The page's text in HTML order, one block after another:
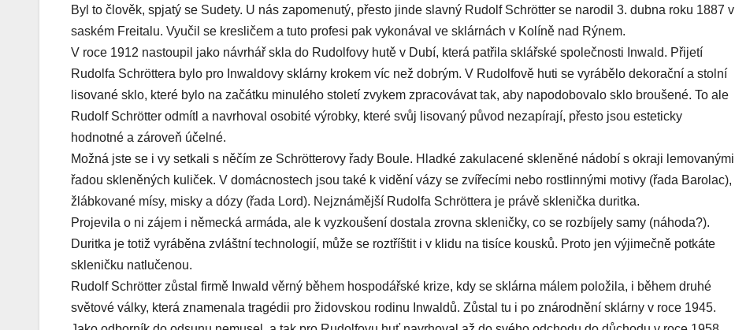
Byl to člověk, spjatý se Sudety. U nás zapomenutý, přesto jinde slavný Rudolf Schrötter se narodil 3. dubna roku 1887 v
saském Freitalu. Vyučil se kresličem a tuto profesi pak vykonával ve sklárnách v Kolíně nad Rýnem.
V roce 1912 nastoupil jako návrhář skla do Rudolfovy hutě v Dubí, která patřila sklářské společnosti Inwald. Přijetí
Rudolfa Schröttera bylo pro Inwaldovy sklárny krokem víc než dobrým. V Rudolfově huti se vyrábělo dekorační a stolní
lisované sklo, které bylo na začátku minulého století zvykem zpracovávat tak, aby napodobovalo sklo broušené. To ale
Rudolf Schrötter odmítl a navrhoval osobité výrobky, které svůj lisovaný původ nezapírají, přesto jsou esteticky
hodnotné a zároveň účelné.
Možná jste se i vy setkali s něčím ze Schrötterovy řady Boule. Hladké zakulacené skleněné nádobí s okraji lemovanými
řadou skleněných kuliček. V domácnostech jsou také k vidění vázy se zvířecími nebo rostlinnými motivy (řada Barolac),
žlábkované mísy, misky a dózy (řada Lord). Nejznámější Rudolfa Schröttera je právě sklenička duritka.
Projevila o ni zájem i německá armáda, ale k vyzkoušení dostala zrovna skleničky, co se rozbíjely samy (náhoda?).
Duritka je totiž vyráběna zvláštní technologií, může se roztříštit i v klidu na tisíce kousků. Proto jen výjimečně potkáte
skleničku natlučenou.
Rudolf Schrötter zůstal firmě Inwald věrný během hospodářské krize, kdy se sklárna málem položila, i během druhé
světové války, která znamenala tragédii pro židovskou rodinu Inwaldů. Zůstal tu i po znárodnění sklárny v roce 1945.